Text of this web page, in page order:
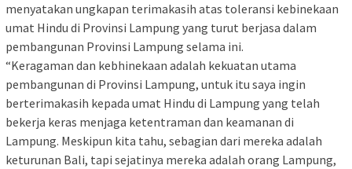
menyatakan ungkapan terimakasih atas toleransi kebinekaan
umat Hindu di Provinsi Lampung yang turut berjasa dalam
pembangunan Provinsi Lampung selama ini.
“Keragaman dan kebhinekaan adalah kekuatan utama
pembangunan di Provinsi Lampung, untuk itu saya ingin
berterimakasih kepada umat Hindu di Lampung yang telah
bekerja keras menjaga ketentraman dan keamanan di
Lampung. Meskipun kita tahu, sebagian dari mereka adalah
keturunan Bali, tapi sejatinya mereka adalah orang Lampung,